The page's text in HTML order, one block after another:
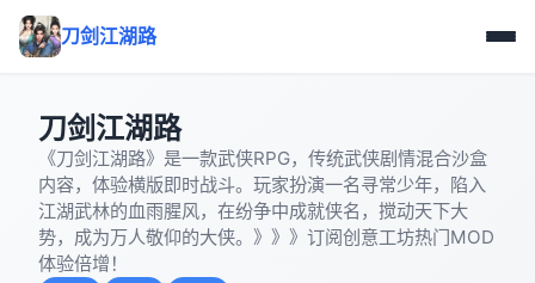
刀剑江湖路
刀剑江湖路
《刀剑江湖路》是一款武侠RPG，传统武侠剧情混合沙盒
内容，体验横版即时战斗。玩家扮演一名寻常少年，陷入
江湖武林的血雨腥风，在纷争中成就侠名，搅动天下大
势，成为万人敬仰的大侠。》》》订阅创意工坊热门MOD
体验倍增！